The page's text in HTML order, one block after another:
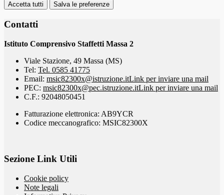
Accetta tutti Salva le preferenze
Contatti
Istituto Comprensivo Staffetti Massa 2
Viale Stazione, 49 Massa (MS)
Tel: Tel. 0585 41775
Email: msic82300x@istruzione.itLink per inviare una mail
PEC: msic82300x@pec.istruzione.itLink per inviare una mail
C.F.: 92048050451
Fatturazione elettronica: AB9YCR
Codice meccanografico: MSIC82300X
Sezione Link Utili
Cookie policy
Note legali